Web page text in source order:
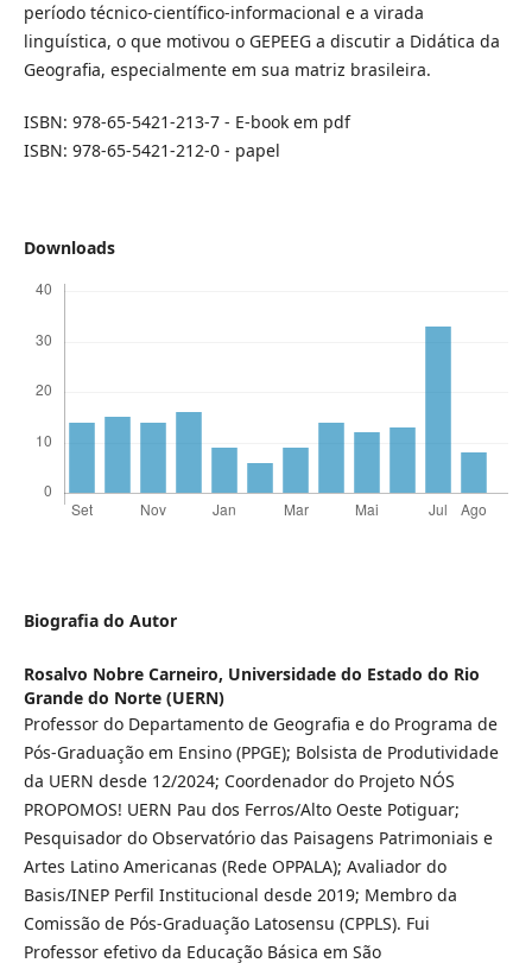
período técnico-científico-informacional e a virada
linguística, o que motivou o GEPEEG a discutir a Didática da
Geografia, especialmente em sua matriz brasileira.
ISBN: 978-65-5421-213-7 - E-book em pdf
ISBN: 978-65-5421-212-0 - papel
Downloads
Biografia do Autor
Rosalvo Nobre Carneiro, Universidade do Estado do Rio
Grande do Norte (UERN)
Professor do Departamento de Geografia e do Programa de
Pós-Graduação em Ensino (PPGE); Bolsista de Produtividade
da UERN desde 12/2024; Coordenador do Projeto NÓS
PROPOMOS! UERN Pau dos Ferros/Alto Oeste Potiguar;
Pesquisador do Observatório das Paisagens Patrimoniais e
Artes Latino Americanas (Rede OPPALA); Avaliador do
Basis/INEP Perfil Institucional desde 2019; Membro da
Comissão de Pós-Graduação Latosensu (CPPLS). Fui
Professor efetivo da Educação Básica em São